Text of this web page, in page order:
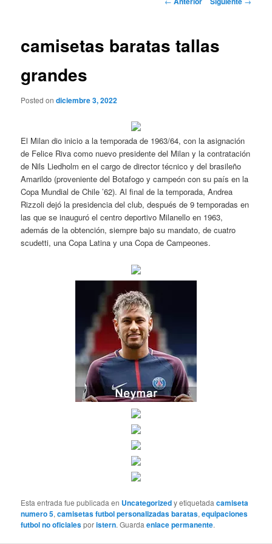
camisetas baratas tallas
grandes
Posted ondiciembre 3, 2022
El Milan dio inicio a la temporada de 1963/64, con la asignación
de Felice Riva como nuevo presidente del Milan y la contratación
de Nils Liedholm en el cargo de director técnico y del brasileño
Amarildo (proveniente del Botafogo y campeón con su país en la
Copa Mundial de Chile ’62). Al final de la temporada, Andrea
Rizzoli dejó la presidencia del club, después de 9 temporadas en
las que se inauguró el centro deportivo Milanello en 1963,
además de la obtención, siempre bajo su mandato, de cuatro
scudetti, una Copa Latina y una Copa de Campeones.
Esta entrada fue publicada en Uncategorizedy etiquetadacamiseta
numero 5,camisetas futbol personalizadas baratas,equipaciones
futbol no oficialesporistern. Guardaenlace permanente.